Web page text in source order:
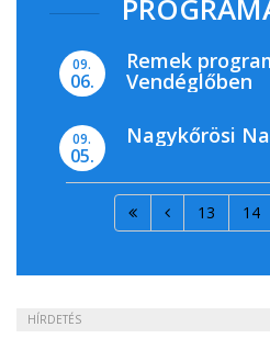
09.
06.
Remek
Vendéglőben
09.
05.
Nagykőrösi
13 14
HÍRDETÉS